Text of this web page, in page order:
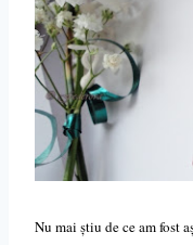
Nu mai știu de ce am fost